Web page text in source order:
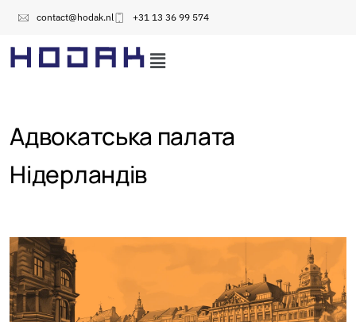
contact@hodak.nl +31 13 36 99 574
Адвокатська палата
Нідерландів